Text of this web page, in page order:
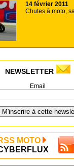
14 février 2011
Chutes à moto,
NEWSLETTER
Email
MOTO